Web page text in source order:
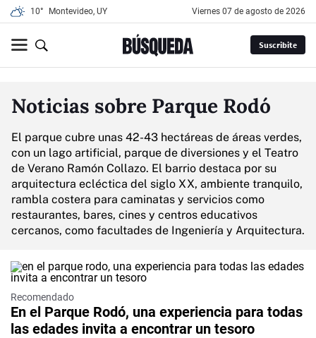
10° Montevideo, UY viernes 07 de agosto de 2026
Suscribite
Noticias sobre Parque Rodó
El parque cubre unas 42-43 hectáreas de áreas verdes,
con un lago artificial, parque de diversiones y el Teatro
de Verano Ramón Collazo. El barrio destaca por su
arquitectura ecléctica del siglo XX, ambiente tranquilo,
rambla costera para caminatas y servicios como
restaurantes, bares, cines y centros educativos
cercanos, como facultades de Ingeniería y Arquitectura.
Recomendado
En el Parque Rodó, una experiencia para todas
las edades invita a encontrar un tesoro